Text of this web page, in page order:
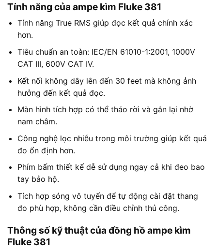
Tính năng của ampe kìm Fluke 381
Tính năng True RMS giúp đọc kết quả chính xác
hơn.
Tiêu chuẩn an toàn: IEC/EN 61010-1:2001, 1000V
CAT III, 600V CAT IV.
Kết nối không dây lên đến 30 feet mà không ảnh
hưởng đến kết quả đọc.
Màn hình tích hợp có thể tháo rời và gắn lại nhờ
nam châm.
Công nghệ lọc nhiễu trong môi trường giúp kết quả
đo ổn định hơn.
Phím bấm thiết kế dễ sử dụng ngay cả khi đeo bao
tay bảo hộ.
Tích hợp sóng vô tuyến để tự động cài đặt thang
đo phù hợp, không cần điều chỉnh thủ công.
Thông số kỹ thuật của đồng hồ ampe kìm
Fluke 381